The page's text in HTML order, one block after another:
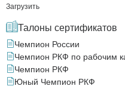
Загрузить
Талоны сертификатов
Чемпион России
Чемпион РКФ по рабочим
Чемпион РКФ
Юный Чемпион РКФ